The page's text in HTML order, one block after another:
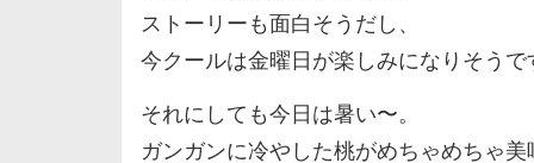
ストーリーも面白そうだし、
今クールは金曜日が楽しみになりそうで
それにしても今日は暑い〜。
ガンガンに冷やした桃がめちゃめちゃ